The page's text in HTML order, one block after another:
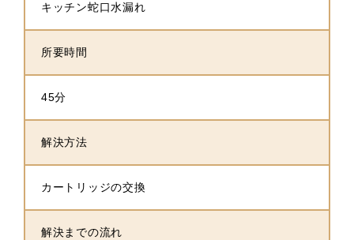
キッチン蛇口水漏れ
所要時間
45分
解決方法
カートリッジの交換
解決までの流れ